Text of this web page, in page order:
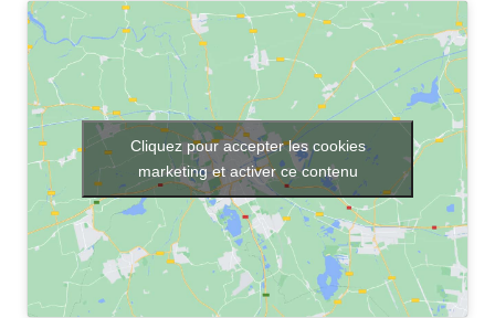
Cliquez pour accepter les cookies
marketing et activer ce contenu